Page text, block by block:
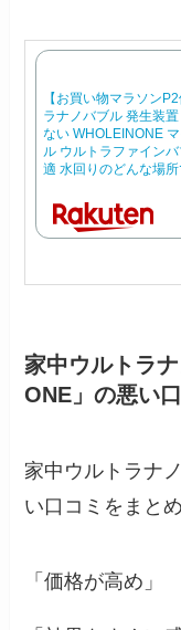
【お買い物マラソン
ラナノバブル 発生装
ない WHOLEINONE
ル ウルトラファイン
適 水回りのどんな場
家中ウルトラ
ONE」の悪い
家中ウルトラナ
い口コミをまとめ
「価格が高め」